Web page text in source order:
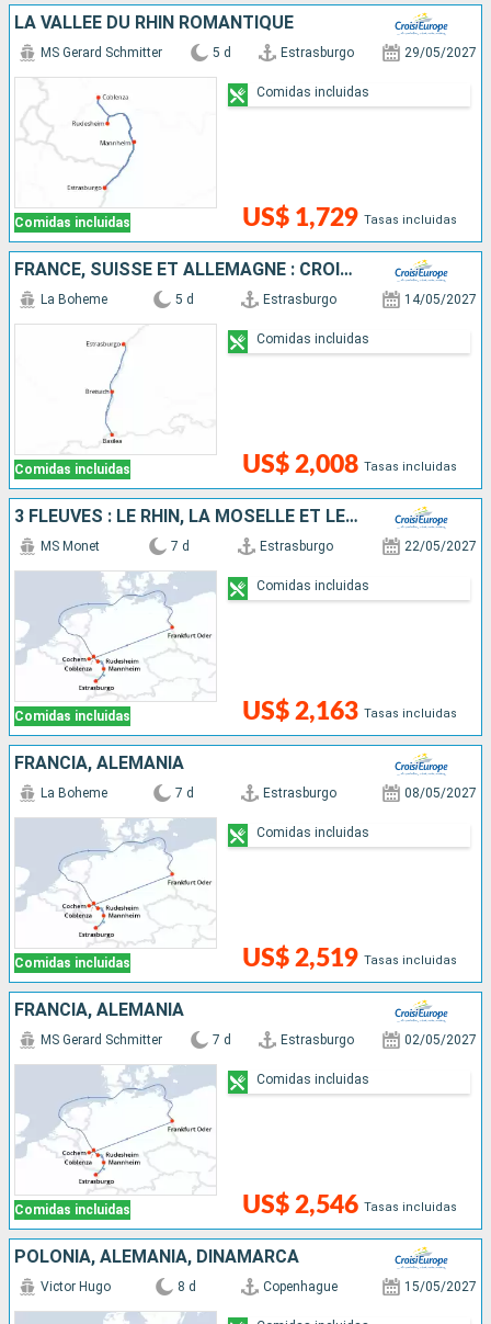
LA VALLÉE DU RHIN ROMANTIQUE
Comidas incluidas
MS Gerard Schmitter 5 d Estrasburgo 29/05/2027
US$ 1,729 Tasas incluidas
Comidas incluidas
FRANCE, SUISSE ET ALLEMAGNE : CROISIÈRE SUR LE RHIN VERS LA RÉGION DES 3 PAYS ET VOYAGE À BORD DU TRAIN "GLACIER EXPRESS"
Comidas incluidas
La Boheme 5 d Estrasburgo 14/05/2027
US$ 2,008 Tasas incluidas
Comidas incluidas
3 FLEUVES : LE RHIN, LA MOSELLE ET LE MAIN
Comidas incluidas
MS Monet 7 d Estrasburgo 22/05/2027
US$ 2,163 Tasas incluidas
Comidas incluidas
FRANCIA, ALEMANIA
Comidas incluidas
La Boheme 7 d Estrasburgo 08/05/2027
US$ 2,519 Tasas incluidas
Comidas incluidas
FRANCIA, ALEMANIA
Comidas incluidas
MS Gerard Schmitter 7 d Estrasburgo 02/05/2027
US$ 2,546 Tasas incluidas
Comidas incluidas
POLONIA, ALEMANIA, DINAMARCA
Victor Hugo 8 d Copenhague 15/05/2027